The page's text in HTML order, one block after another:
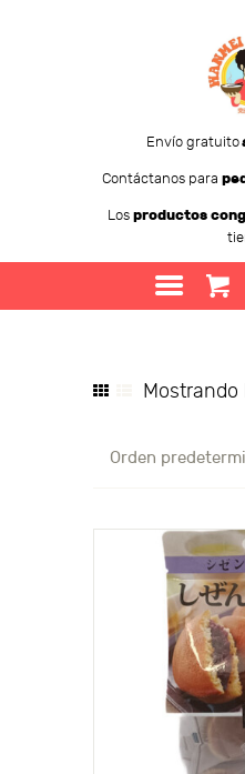
Envío gratuito
Contáctanos para
Losproductos
WANMEI
SOBRE WANMEI
Mostrando